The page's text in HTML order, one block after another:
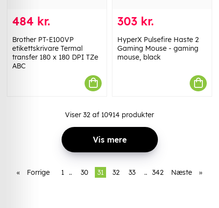
484 kr.
Brother PT-E100VP
etikettskrivare Termal
transfer 180 x 180 DPI TZe
ABC
303 kr.
HyperX Pulsefire Haste 2
Gaming Mouse - gaming
mouse, black
Viser 32 af 10914 produkter
Vis mere
« Forrige 1 .. 30 31 32 33 .. 342 Næste »